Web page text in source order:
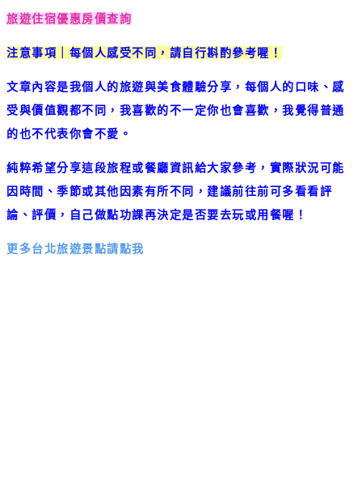
旅遊住宿優惠房價查詢
注意事項｜每個人感受不同，請自行斟酌參考喔！
文章內容是我個人的旅遊與美食體驗分享，每個人的口味、感
受與價值觀都不同，我喜歡的不一定你也會喜歡，我覺得普通
的也不代表你會不愛。
純粹希望分享這段旅程或餐廳資訊給大家參考，實際狀況可能
因時間、季節或其他因素有所不同，建議前往前可多看看評
論、評價，自己做點功課再決定是否要去玩或用餐喔！
更多台北旅遊景點請點我